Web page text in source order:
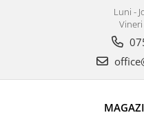
Luni -
Vineri